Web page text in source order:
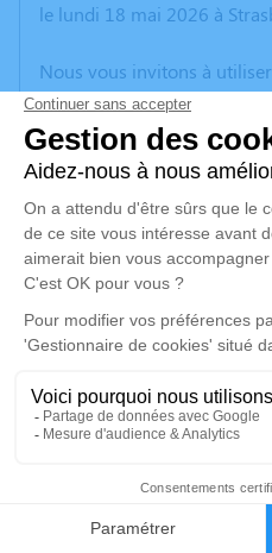
Faire-part
le lundi 18 mai 2026 à
Nous vous invitons à
vos condoléances,
anecdote ou exprimer vos
poèmes ou des textes. Cet
d'expression dédié à
Serge ACKER.
Un service de plantation
disponible ici.
Cérémonie civile
Chambre Funéraire
2 Rue de la Heid